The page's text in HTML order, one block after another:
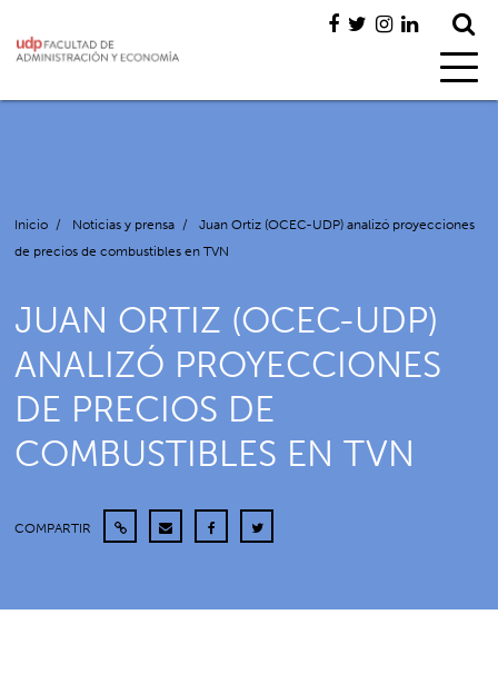
Inicio / Noticias y prensa /
Juan Ortiz (OCEC-UDP) analizó proyecciones
de precios de combustibles en TVN
JUAN ORTIZ (OCEC-UDP)
ANALIZÓ PROYECCIONES
DE PRECIOS DE
COMBUSTIBLES EN TVN
COMPARTIR